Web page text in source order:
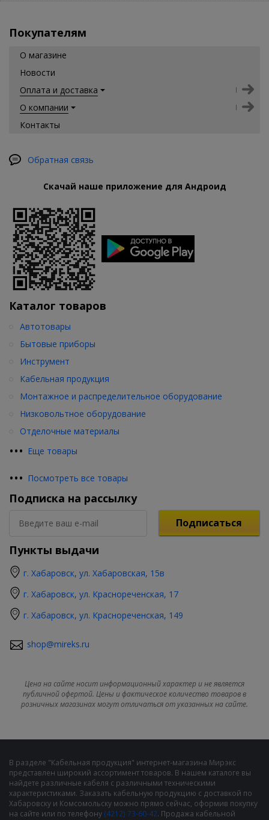
Покупателям
О магазине
Новости
Оплата и доставка
О компании
Контакты
Обратная связь
Скачай наше приложение для Андроид
Каталог товаров
••• Еще товары
Автотовары
Бытовые приборы
Инструмент
Кабельная продукция
Монтажное и распределительное оборудование
Низковольтное оборудование
Отделочные материалы
••• Посмотреть все товары
Подписка на рассылку
Подписаться
Пункты выдачи
г. Хабаровск, ул. Хабаровская, 15в
г. Хабаровск, ул. Краснореченская, 17
г. Хабаровск, ул. Краснореченская, 149
shop@mireks.ru
Цена на сайте носит информационный характер и не является
публичной офертой. Цены и фактическое количество товаров в
розничных магазинах могут отличаться от указанных на сайте.
В разделе "Кабельная продукция" интернет-магазина Мирэкс
представлен широкий ассортимент товаров. В нашем каталоге вы
найдете различные кабеля с различными техническими
характеристиками. Заказать кабельную продукцию с доставкой по
Хабаровску и Комсомольску можно прямо сейчас, оформив покупку
на сайте или по телефону (4212) 73-60-42. Продажа кабельной